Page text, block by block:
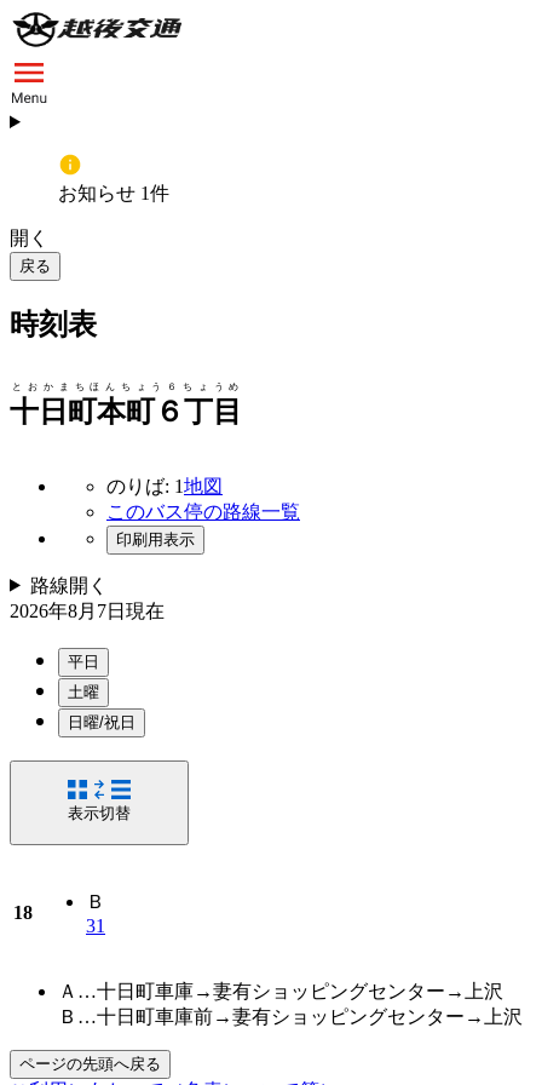
お知らせ 1件
開く
戻る
時刻表
十日町本町６丁目
とおかまちほんちょう６ちょうめ
のりば: 1地図
このバス停の路線一覧
印刷用表示
路線開く
2026年8月7日 現在
平日
土曜
日曜/祝日
表示切替
18
Ｂ
31
Ａ…十日町車庫→妻有ショッピングセンター→上沢
Ｂ…十日町車庫前→妻有ショッピングセンター→上沢
ページの先頭へ戻る